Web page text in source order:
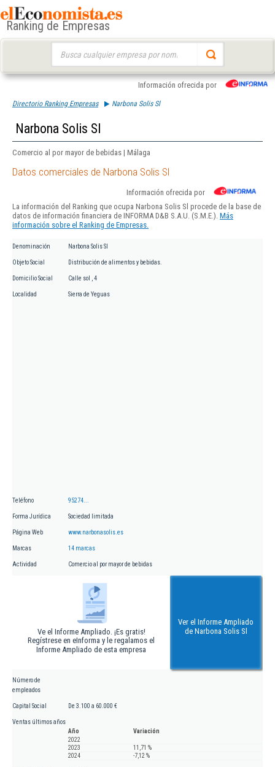
Ranking de Empresas
Información ofrecida por
Directorio Ranking Empresas Narbona Solis Sl
Narbona Solis Sl
Comercio al por mayor de bebidas | Málaga
Datos comerciales de Narbona Solis Sl
Información ofrecida por
La información del Ranking que ocupa Narbona Solis Sl procede de la base de
datos de información financiera de INFORMA D&B S.A.U. (S.M.E.). Más
información sobre el Ranking de Empresas.
Denominación Narbona Solis Sl
Objeto Social Distribución de alimentos y bebidas.
Domicilio Social Calle sol , 4
Localidad Sierra de Yeguas
Teléfono 95274...
Forma Jurídica Sociedad limitada
Página Web www.narbonasolis.es
Marcas 14 marcas
Actividad Comercio al por mayor de bebidas
Ve el Informe Ampliado. ¡Es gratis!
Regístrese en eInforma y le regalamos el
Informe Ampliado de esta empresa
Ver el Informe Ampliado
de Narbona Solis Sl
Número de
empleados
Capital Social De 3.100 a 60.000 €
Ventas últimos años
Año
Variación
2022
2023
11,71 %
2024
-7,12 %